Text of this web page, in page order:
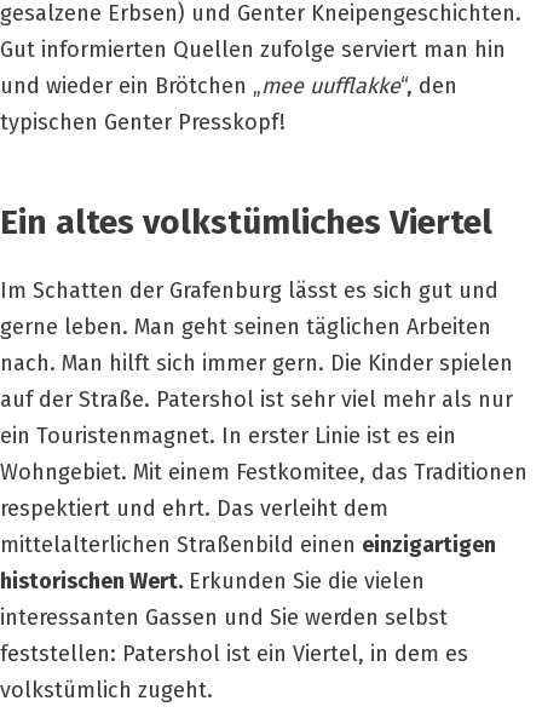
gesalzene Erbsen) und Genter Kneipengeschichten.
Gut informierten Quellen zufolge serviert man hin
und wieder ein Brötchen „mee uufflakke“, den
typischen Genter Presskopf!
Ein altes volkstümliches Viertel
Im Schatten der Grafenburg lässt es sich gut und
gerne leben. Man geht seinen täglichen Arbeiten
nach. Man hilft sich immer gern. Die Kinder spielen
auf der Straße. Patershol ist sehr viel mehr als nur
ein Touristenmagnet. In erster Linie ist es ein
Wohngebiet. Mit einem Festkomitee, das Traditionen
respektiert und ehrt. Das verleiht dem
mittelalterlichen Straßenbild einen einzigartigen
historischen Wert. Erkunden Sie die vielen
interessanten Gassen und Sie werden selbst
feststellen: Patershol ist ein Viertel, in dem es
volkstümlich zugeht.